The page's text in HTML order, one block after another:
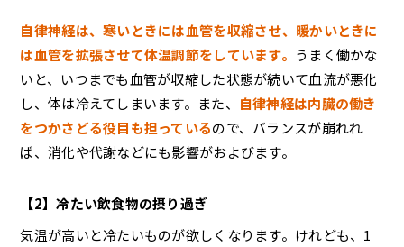
自律神経は、寒いときには血管を収縮させ、暖かいときに
は血管を拡張させて体温調節をしています。 うまく働かな
いと、いつまでも血管が収縮した状態が続いて血流が悪化
し、体は冷えてしまいます。また、
自律神経は内臓の働き
をつかさどる役目も担っているので、バランスが崩れれ
ば、消化や代謝などにも影響がおよびます。
【2】冷たい飲食物の摂り過ぎ
気温が高いと冷たいものが欲しくなります。けれども、1